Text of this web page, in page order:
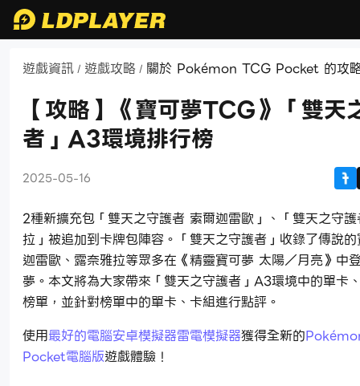
遊戲資訊 / 遊戲攻略 / 關於 Pokémon TCG Pocket 的攻
【攻略】《寶可夢TCG》「雙天
者」A3環境排行榜
2025-05-16
2種新擴充包「雙天之守護者 索爾迦雷歐」、「雙天之守
拉」被追加到卡牌包陣容。「雙天之守護者」收錄了傳說
迦雷歐、露奈雅拉等眾多在《精靈寶可夢 太陽／月亮》中
夢。本文將為大家帶來「雙天之守護者」A3環境中的單卡
榜單，並針對榜單中的單卡、卡組進行點評。
使用最好的電腦安卓模擬器雷電模擬器獲得全新的
Pocket電腦版遊戲體驗！